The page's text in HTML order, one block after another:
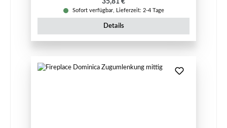
Sofort verfügbar, Lieferzeit: 2-4 Tage
Details